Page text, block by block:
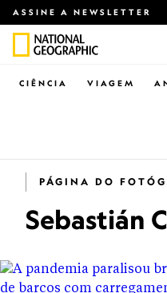
ASSINE A NEWSLETTER
CIÊNCIA VIAGEM
PÁGINA DO
Sebastián